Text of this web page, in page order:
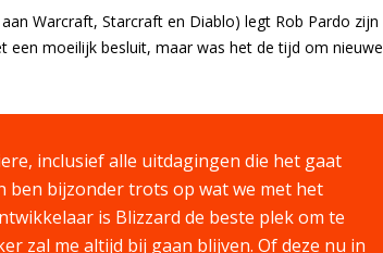
Warcraft, Starcraft en Diablo) legt Rob Pardo zijn
een moeilijk besluit, maar was het de tijd om nieuwe
inclusief alle uitdagingen die het gaat
ben bijzonder trots op wat we met het
is Blizzard de beste plek om te
zal me altijd bij gaan blijven. Of deze nu in